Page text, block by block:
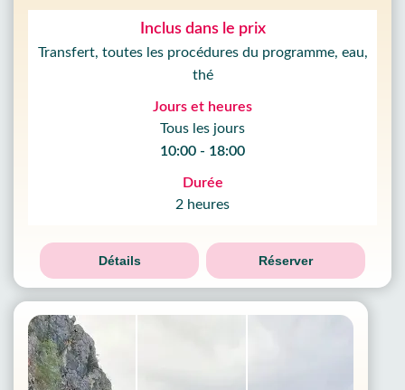
Inclus dans le prix
Transfert, toutes les procédures du programme, eau,
thé
Jours et heures
Tous les jours
10:00 - 18:00
Durée
2 heures
Détails Réserver